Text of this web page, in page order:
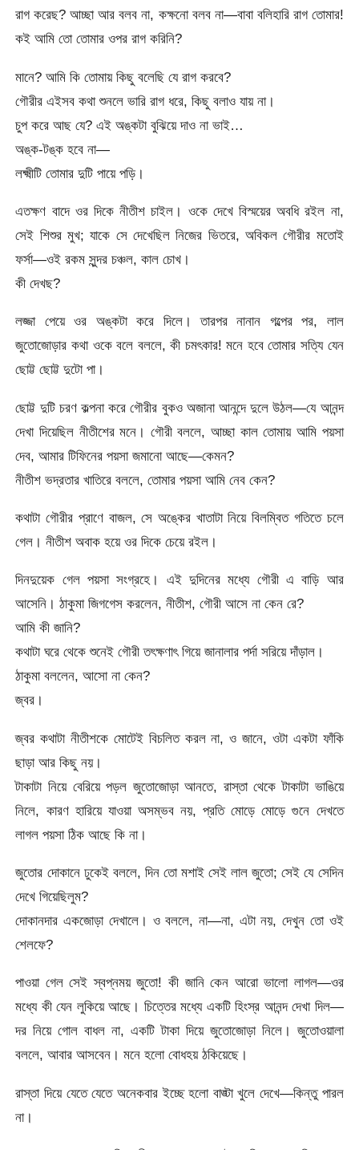
রাগ করেছ? আচ্ছা আর বলব না, কক্ষনো বলব না—বাবা বলিহারি রাগ তোমার!
কই আমি তো তোমার ওপর রাগ করিনি?
মানে? আমি কি তোমায় কিছু বলেছি যে রাগ করবে?
গৌরীর এইসব কথা শুনলে ভারি রাগ ধরে, কিছু বলাও যায় না।
চুপ করে আছ যে? এই অঙ্কটা বুঝিয়ে দাও না ভাই…
অঙ্ক-টঙ্ক হবে না—
লক্ষ্মীটি তোমার দুটি পায়ে পড়ি।
এতক্ষণ বাদে ওর দিকে নীতীশ চাইল। ওকে দেখে বিস্ময়ের অবধি রইল না,
সেই শিশুর মুখ; যাকে সে দেখেছিল নিজের ভিতরে, অবিকল গৌরীর মতোই
ফর্সা—ওই রকম সুন্দর চঞ্চল, কাল চোখ।
কী দেখছ?
লজ্জা পেয়ে ওর অঙ্কটা করে দিলে। তারপর নানান গল্পের পর, লাল
জুতোজোড়ার কথা ওকে বলে বললে, কী চমৎকার! মনে হবে তোমার সত্যি যেন
ছোট্ট ছোট্ট দুটো পা।
ছোট্ট দুটি চরণ কল্পনা করে গৌরীর বুকও অজানা আনন্দে দুলে উঠল—যে আনন্দ
দেখা দিয়েছিল নীতীশের মনে। গৌরী বললে, আচ্ছা কাল তোমায় আমি পয়সা
দেব, আমার টিফিনের পয়সা জমানো আছে—কেমন?
নীতীশ ভদ্রতার খাতিরে বললে, তোমার পয়সা আমি নেব কেন?
কথাটা গৌরীর প্রাণে বাজল, সে অঙ্কের খাতাটা নিয়ে বিলম্বিত গতিতে চলে
গেল। নীতীশ অবাক হয়ে ওর দিকে চেয়ে রইল।
দিনদুয়েক গেল পয়সা সংগ্রহে। এই দুদিনের মধ্যে গৌরী এ বাড়ি আর
আসেনি। ঠাকুমা জিগগেস করলেন, নীতীশ, গৌরী আসে না কেন রে?
আমি কী জানি?
কথাটা ঘরে থেকে শুনেই গৌরী তৎক্ষণাৎ গিয়ে জানালার পর্দা সরিয়ে দাঁড়াল।
ঠাকুমা বললেন, আসো না কেন?
জ্বর।
জ্বর কথাটা নীতীশকে মোটেই বিচলিত করল না, ও জানে, ওটা একটা ফাঁকি
ছাড়া আর কিছু নয়।
টাকাটা নিয়ে বেরিয়ে পড়ল জুতোজোড়া আনতে, রাস্তা থেকে টাকাটা ভাঙিয়ে
নিলে, কারণ হারিয়ে যাওয়া অসম্ভব নয়, প্রতি মোড়ে মোড়ে গুনে দেখতে
লাগল পয়সা ঠিক আছে কি না।
জুতোর দোকানে ঢুকেই বললে, দিন তো মশাই সেই লাল জুতো; সেই যে সেদিন
দেখে গিয়েছিলুম?
দোকানদার একজোড়া দেখালে। ও বললে, না—না, এটা নয়, দেখুন তো ওই
শেলফে?
পাওয়া গেল সেই স্বপ্নময় জুতো! কী জানি কেন আরো ভালো লাগল—ওর
মধ্যে কী যেন লুকিয়ে আছে। চিত্তের মধ্যে একটি হিংস্র আনন্দ দেখা দিল—
দর নিয়ে গোল বাধল না, একটি টাকা দিয়ে জুতোজোড়া নিলে। জুতোওয়ালা
বললে, আবার আসবেন। মনে হলো বোধহয় ঠকিয়েছে।
রাস্তা দিয়ে যেতে যেতে অনেকবার ইচ্ছে হলো বাঙ্টা খুলে দেখে—কিন্তু পারল
না।